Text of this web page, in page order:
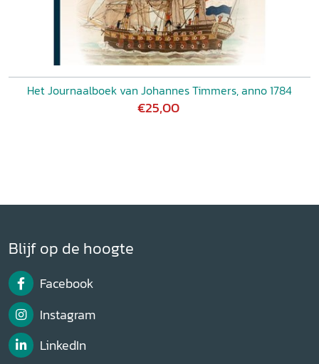
Het Journaalboek van Johannes Timmers, anno 1784
€25,00
Blijf op de hoogte
Facebook
Instagram
LinkedIn